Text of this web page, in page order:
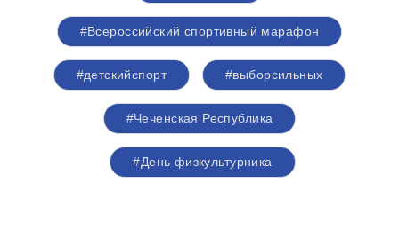
#Всероссийский спортивный марафон
#детскийспорт #выборсильных
#Чеченская Республика
#День физкультурника